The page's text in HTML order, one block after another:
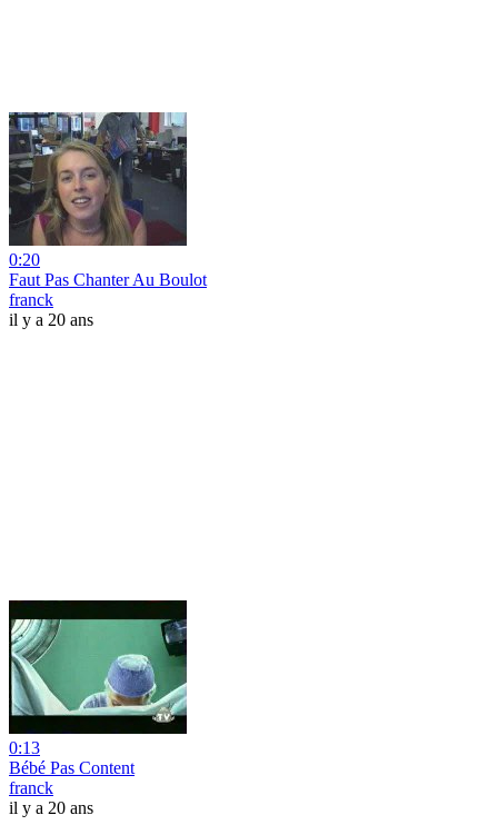
0:20
Faut Pas Chanter Au Boulot
franck
il y a 20 ans
0:13
Bébé Pas Content
franck
il y a 20 ans